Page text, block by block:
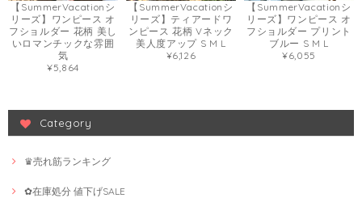
【SummerVacationシ
リーズ】ワンピース オ
フショルダー 花柄 美し
いロマンチックな雰囲
気
¥5,864
【SummerVacationシ
リーズ】ティアードワ
ンピース 花柄 Vネック
美人度アップ S M L
¥6,126
【SummerVacationシ
リーズ】ワンピース オ
フショルダー プリント
ブルー S M L
¥6,055
Category
♛売れ筋ランキング
✿在庫処分 値下げSALE